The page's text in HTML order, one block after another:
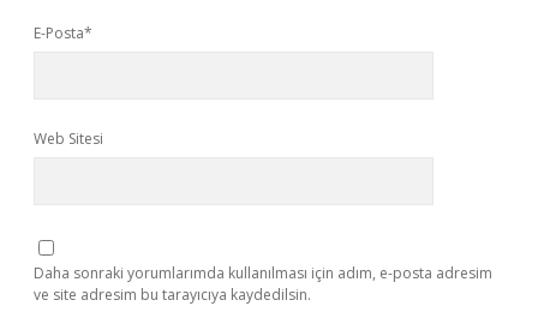
E-Posta*
Web Sitesi
Daha sonraki yorumlarımda kullanılması için adım, e-posta adresim
ve site adresim bu tarayıcıya kaydedilsin.